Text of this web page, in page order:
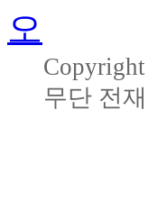
무단 전